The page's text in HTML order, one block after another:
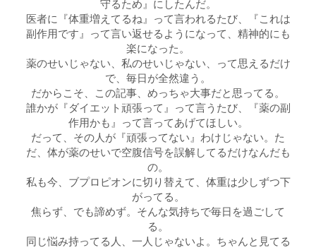
守るため』にしたんだ。
医者に『体重増えてるね』って言われるたび、『これは
副作用です』って言い返せるようになって、精神的にも
楽になった。
薬のせいじゃない、私のせいじゃない、って思えるだけ
で、毎日が全然違う。
だからこそ、この記事、めっちゃ大事だと思ってる。
誰かが『ダイエット頑張って』って言うたび、『薬の副
作用かも』って言ってあげてほしい。
だって、その人が『頑張ってない』わけじゃない。た
だ、体が薬のせいで空腹信号を誤解してるだけなんだも
の。
私も今、ブプロピオンに切り替えて、体重は少しずつ下
がってる。
焦らず、でも諦めず。そんな気持ちで毎日を過ごして
る。
同じ悩み持ってる人、一人じゃないよ。ちゃんと見てる